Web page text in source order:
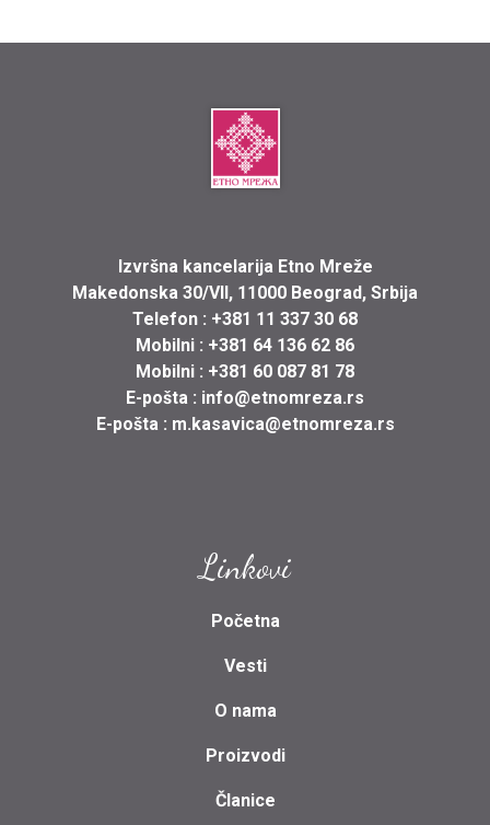
Izvršna kancelarija Etno Mreže
Makedonska 30/VII, 11000 Beograd, Srbija
Telefon : +381 11 337 30 68
Mobilni : +381 64 136 62 86
Mobilni : +381 60 087 81 78
E-pošta : info@etnomreza.rs
E-pošta : m.kasavica@etnomreza.rs
Linkovi
Početna
Vesti
O nama
Proizvodi
Članice